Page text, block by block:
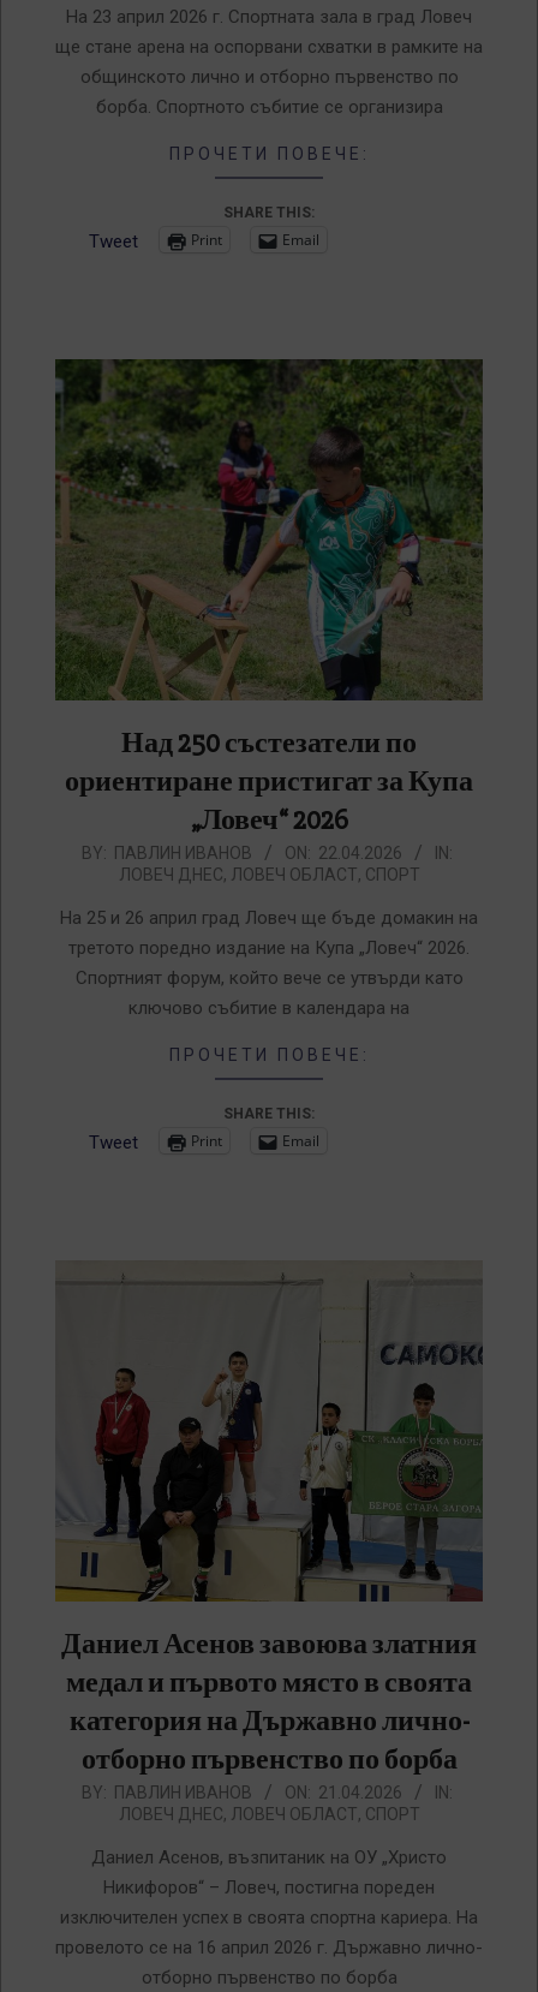
22На 23 април 2026 г. Спортната зала в град Ловеч
ще стане арена на оспорвани схватки в рамките на
общинското лично и отборно първенство по
борба. Спортното събитие се организира
ПРОЧЕТИ ПОВЕЧЕ:
SHARE THIS:
Tweet Print Email
Над 250 състезатели по
ориентиране пристигат за Купа
„Ловеч“ 2026
2026-
22
BY: ПАВЛИН ИВАНОВ ON: 22.04.2026
IN:
ЛОВЕЧ ДНЕС, ЛОВЕЧ ОБЛАСТ, СПОРТ
На 25 и 26 април град Ловеч ще бъде домакин на
третото поредно издание на Купа „Ловеч“ 2026.
Спортният форум, който вече се утвърди като
ключово събитие в календара на
ПРОЧЕТИ ПОВЕЧЕ:
SHARE THIS:
Tweet Print Email
Даниел Асенов завоюва златния
медал и първото място в своята
категория на Държавно лично-
отборно първенство по борба
2026-
BY: ПАВЛИН ИВАНОВ ON: 21.04.2026
IN:
ЛОВЕЧ ДНЕС, ЛОВЕЧ ОБЛАСТ, СПОРТ
Даниел Асенов, възпитаник на ОУ „Христо
Никифоров“ – Ловеч, постигна пореден
изключителен успех в своята спортна кариера. На
провелото се на 16 април 2026 г. Държавно лично-
отборно първенство по борба